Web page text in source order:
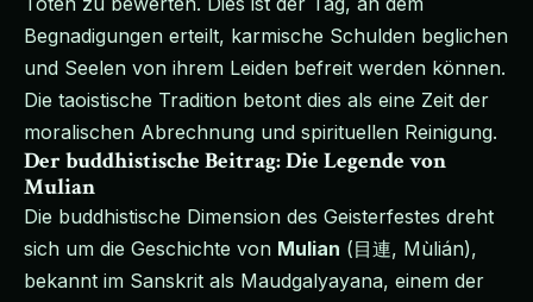
Begnadigungen erteilt, karmische Schulden beglichen
und Seelen von ihrem Leiden befreit werden können.
Die taoistische Tradition betont dies als eine Zeit der
moralischen Abrechnung und spirituellen Reinigung.
Der buddhistische Beitrag: Die Legende von
Mulian
Die buddhistische Dimension des Geisterfestes dreht
sich um die Geschichte von Mulian (目連, Mùlián),
bekannt im Sanskrit als Maudgalyayana, einem der